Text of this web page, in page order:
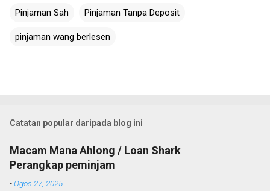
Pinjaman Sah Pinjaman Tanpa Deposit
pinjaman wang berlesen
Catatan popular daripada blog ini
Macam Mana Ahlong / Loan Shark
Perangkap peminjam
-Ogos 27, 2025